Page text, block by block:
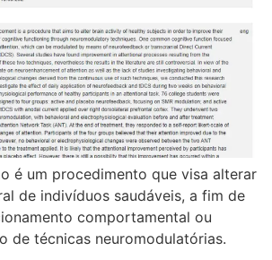
é um procedimento que visa alterar
de indivíduos saudáveis, a fim de
comportamental ou
de técnicas neuromodulatórias.